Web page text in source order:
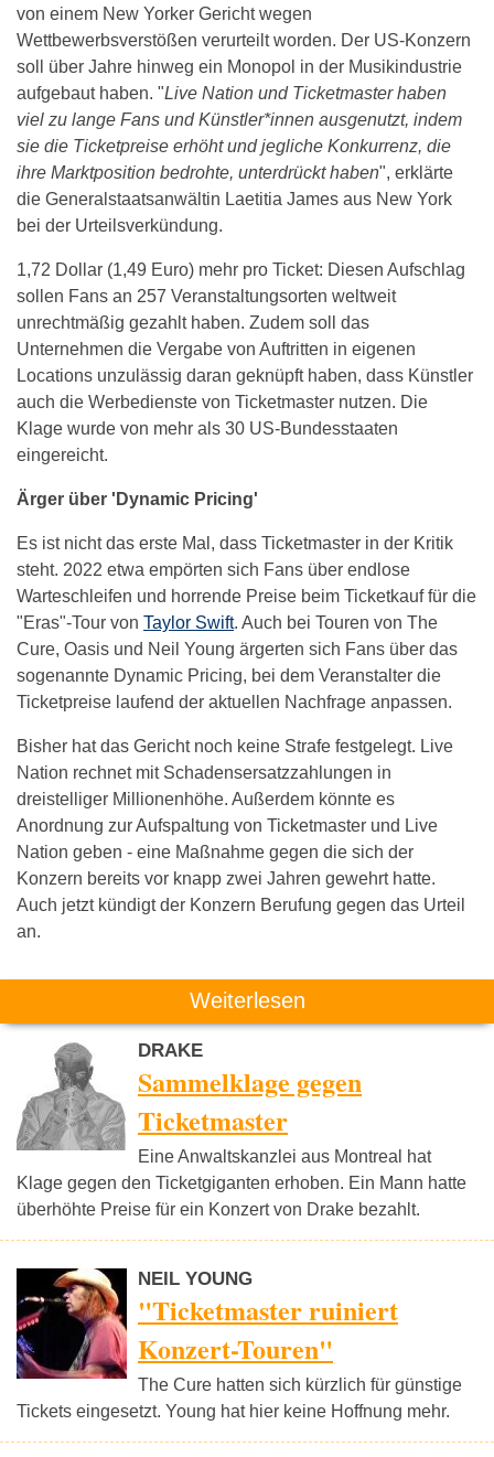
von einem New Yorker Gericht wegen
Wettbewerbsverstößen verurteilt worden. Der US-Konzern
soll über Jahre hinweg ein Monopol in der Musikindustrie
aufgebaut haben. "Live Nation und Ticketmaster haben
viel zu lange Fans und Künstler*innen ausgenutzt, indem
sie die Ticketpreise erhöht und jegliche Konkurrenz, die
ihre Marktposition bedrohte, unterdrückt haben", erklärte
die Generalstaatsanwältin Laetitia James aus New York
bei der Urteilsverkündung.
1,72 Dollar (1,49 Euro) mehr pro Ticket: Diesen Aufschlag
sollen Fans an 257 Veranstaltungsorten weltweit
unrechtmäßig gezahlt haben. Zudem soll das
Unternehmen die Vergabe von Auftritten in eigenen
Locations unzulässig daran geknüpft haben, dass Künstler
auch die Werbedienste von Ticketmaster nutzen. Die
Klage wurde von mehr als 30 US-Bundesstaaten
eingereicht.
Ärger über 'Dynamic Pricing'
Es ist nicht das erste Mal, dass Ticketmaster in der Kritik
steht. 2022 etwa empörten sich Fans über endlose
Warteschleifen und horrende Preise beim Ticketkauf für die
"Eras"-Tour von Taylor Swift. Auch bei Touren von The
Cure, Oasis und Neil Young ärgerten sich Fans über das
sogenannte Dynamic Pricing, bei dem Veranstalter die
Ticketpreise laufend der aktuellen Nachfrage anpassen.
Bisher hat das Gericht noch keine Strafe festgelegt. Live
Nation rechnet mit Schadensersatzzahlungen in
dreistelliger Millionenhöhe. Außerdem könnte es
Anordnung zur Aufspaltung von Ticketmaster und Live
Nation geben - eine Maßnahme gegen die sich der
Konzern bereits vor knapp zwei Jahren gewehrt hatte.
Auch jetzt kündigt der Konzern Berufung gegen das Urteil
an.
Weiterlesen
DRAKE
Sammelklage gegen
Ticketmaster
Eine Anwaltskanzlei aus Montreal hat
Klage gegen den Ticketgiganten erhoben. Ein Mann hatte
überhöhte Preise für ein Konzert von Drake bezahlt.
NEIL YOUNG
"Ticketmaster ruiniert
Konzert-Touren"
The Cure hatten sich kürzlich für günstige
Tickets eingesetzt. Young hat hier keine Hoffnung mehr.